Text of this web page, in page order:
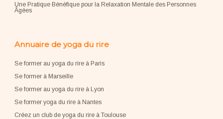
Une Pratique Bénéfique pour la Relaxation Mentale des Personnes
Âgées
Annuaire de yoga du rire
Se former au yoga du rire à Paris
Se former à Marseille
Se former au yoga du rire à Lyon
Se former yoga du rire à Nantes
Créez un club de yoga du rire à Toulouse